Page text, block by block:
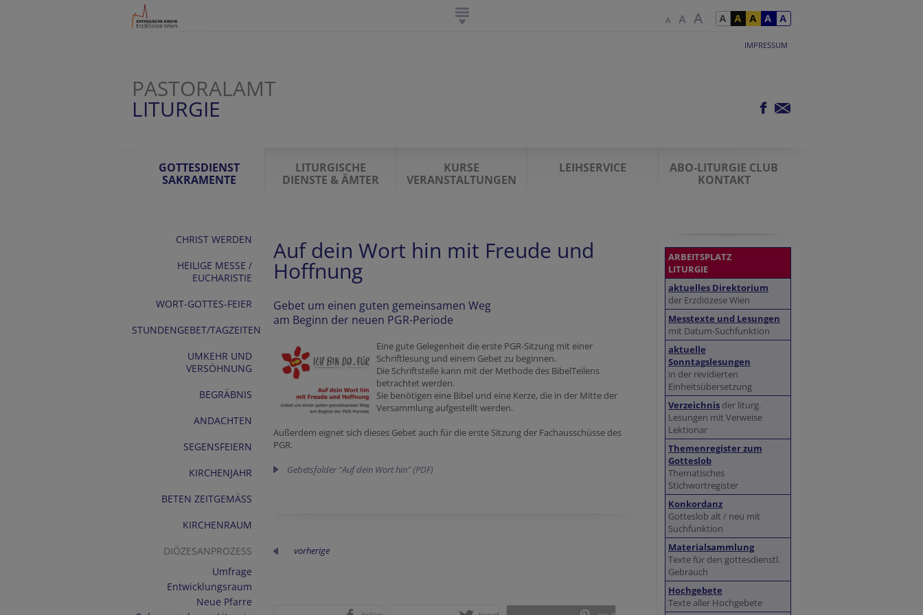
IMPRESSUM
PASTORALAMT
LITURGIE
GOTTESDIENST
SAKRAMENTE
LITURGISCHE
DIENSTE & ÄMTER
KURSE
VERANSTALTUNGEN
LEIHSERVICE
ABO-LITURGIE CLUB
KONTAKT
CHRIST WERDEN
HEILIGE MESSE /
EUCHARISTIE
WORT-GOTTES-FEIER
STUNDENGEBET/TAGZEITEN
UMKEHR UND
VERSÖHNUNG
BEGRÄBNIS
ANDACHTEN
SEGENSFEIERN
KIRCHENJAHR
BETEN ZEITGEMÄSS
KIRCHENRAUM
DIÖZESANPROZESS
Umfrage
Entwicklungsraum
Neue Pfarre
Auf dein Wort hin mit Freude und
Hoffnung
Gebet um einen guten gemeinsamen Weg
am Beginn der neuen PGR-Periode
Eine gute Gelegenheit die erste PGR-Sitzung mit einer
Schriftlesung und einem Gebet zu beginnen.
Die Schriftstelle kann mit der Methode des BibelTeilens
betrachtet werden.
Sie benötigen eine Bibel und eine Kerze, die in der Mitte der
Versammlung aufgestellt werden.
Außerdem eignet sich dieses Gebet auch für die erste Sitzung der Fachausschüsse des
PGR.
Gebetsfolder "Auf dein Wort hin" (PDF)
vorherige
ARBEITSPLATZ
LITURGIE
aktuelles Direktorium
der Erzdiözese Wien
Messtexte und Lesungen
mit Datum-Suchfunktion
aktuelle
Sonntagslesungen
in der revidierten
Einheitsübersetzung
Verzeichnis der liturg.
Lesungen mit Verweise
Lektionar
Themenregister zum
Gotteslob
Thematisches
Stichwortregister
Konkordanz
Gotteslob alt / neu mit
Suchfunktion
Materialsammlung
Texte für den gottesdienstl.
Gebrauch
Hochgebete
Texte aller Hochgebete